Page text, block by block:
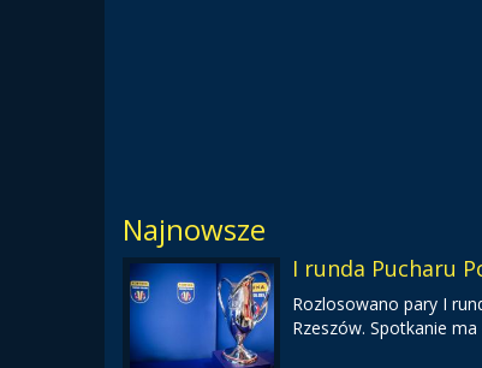
Najnowsze
I runda Pucharu
Rozlosowano pary I
Rzeszów. Spotkanie